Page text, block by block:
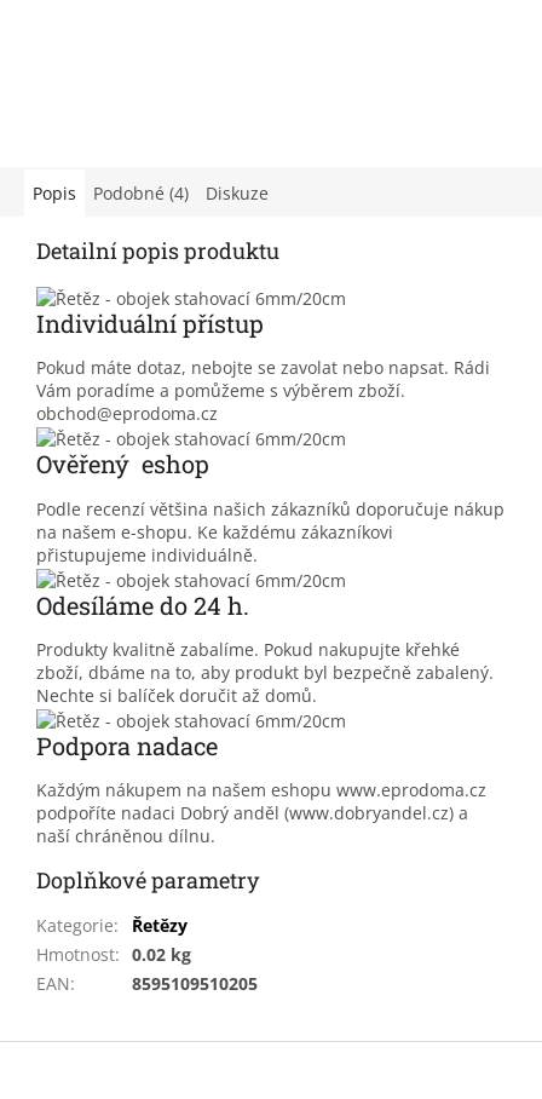
Popis Podobné (4) Diskuze
Detailní popis produktu
Individuální přístup
Pokud máte dotaz, nebojte se zavolat nebo napsat. Rádi
Vám poradíme a pomůžeme s výběrem zboží.
obchod@eprodoma.cz
Ověřený eshop
Podle recenzí většina našich zákazníků doporučuje nákup
na našem e-shopu. Ke každému zákazníkovi
přistupujeme individuálně.
Odesíláme do 24 h.
Produkty kvalitně zabalíme. Pokud nakupujte křehké
zboží, dbáme na to, aby produkt byl bezpečně zabalený.
Nechte si balíček doručit až domů.
Podpora nadace
Každým nákupem na našem eshopu www.eprodoma.cz
podpoříte nadaci Dobrý anděl (www.dobryandel.cz) a
naší chráněnou dílnu.
Doplňkové parametry
Kategorie:
Řetězy
Hmotnost: 0.02 kg
EAN: 8595109510205